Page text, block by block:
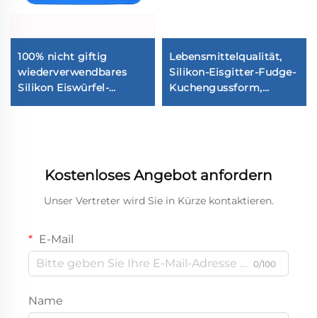
100% nicht giftig
wiederverwendbares
Silikon Eiswürfel-
Formblech
Lebensmittelqualität,
Silikon-Eisgitter-Fudge-
Kuchengussform,
Schokoladenfach für
Kostenloses Angebot anfordern
Unser Vertreter wird Sie in Kürze kontaktieren.
E-Mail
0/100
Name